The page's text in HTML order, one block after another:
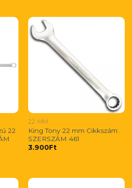
22
22 MM
King Tony 22 mm Cikkszám:
SZERSZÁM 461
3.900Ft